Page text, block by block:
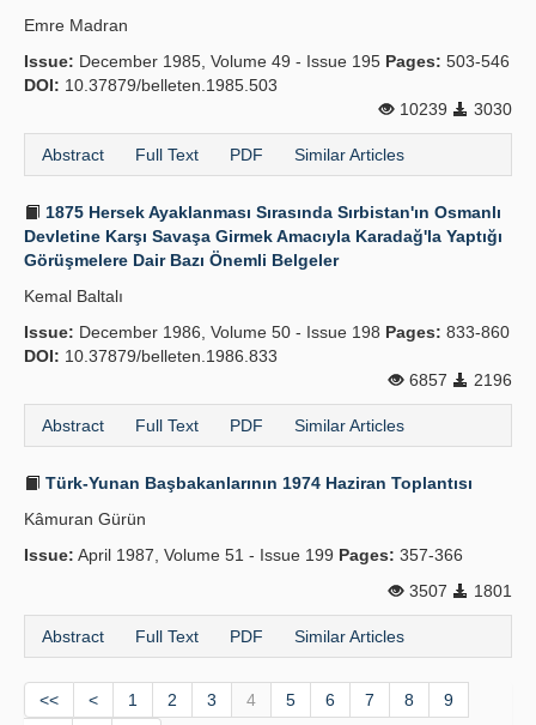
Emre Madran
Issue: December 1985, Volume 49 - Issue 195 Pages: 503-546
DOI: 10.37879/belleten.1985.503
10239
3030
Abstract Full Text PDF Similar Articles
1875 Hersek Ayaklanması Sırasında Sırbistan'ın Osmanlı
Devletine Karşı Savaşa Girmek Amacıyla Karadağ'la Yaptığı
Görüşmelere Dair Bazı Önemli Belgeler
Kemal Baltalı
Issue: December 1986, Volume 50 - Issue 198 Pages: 833-860
DOI: 10.37879/belleten.1986.833
6857
2196
Abstract Full Text PDF Similar Articles
Türk-Yunan Başbakanlarının 1974 Haziran Toplantısı
Kâmuran Gürün
Issue: April 1987, Volume 51 - Issue 199 Pages: 357-366
3507
1801
Abstract Full Text PDF Similar Articles
<< < 1 2 3 4 5 6 7 8 9